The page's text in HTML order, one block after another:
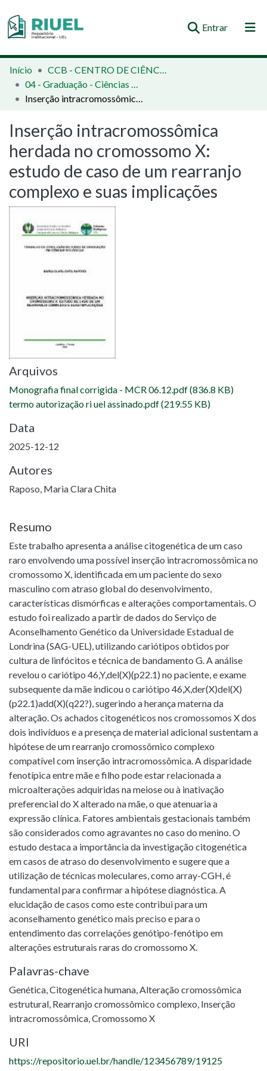
Entrar(current)
Orientações e Normas
Comunidades e Coleções
Estatísticas
Início
CCB - CENTRO DE CIÊNCIAS BIOLÓGICAS
04 - Graduação - Ciências Biológicas
Inserção intracromossômica herdada no cromossomo X: estudo de caso de um rearranjo complexo e suas implicações
Inserção intracromossômica
herdada no cromossomo X:
estudo de caso de um rearranjo
complexo e suas implicações
Arquivos
Monografia final corrigida - MCR 06.12.pdf(836.8 KB)
termo autorização ri uel assinado.pdf(219.55 KB)
Data
2025-12-12
Autores
Raposo, Maria Clara Chita
Resumo
Este trabalho apresenta a análise citogenética de um caso
raro envolvendo uma possível inserção intracromossômica no
cromossomo X, identificada em um paciente do sexo
masculino com atraso global do desenvolvimento,
características dismórficas e alterações comportamentais. O
estudo foi realizado a partir de dados do Serviço de
Aconselhamento Genético da Universidade Estadual de
Londrina (SAG-UEL), utilizando cariótipos obtidos por
cultura de linfócitos e técnica de bandamento G. A análise
revelou o cariótipo 46,Y,del(X)(p22.1) no paciente, e exame
subsequente da mãe indicou o cariótipo 46,X,der(X)del(X)
(p22.1)add(X)(q22?), sugerindo a herança materna da
alteração. Os achados citogenéticos nos cromossomos X dos
dois indivíduos e a presença de material adicional sustentam a
hipótese de um rearranjo cromossômico complexo
compatível com inserção intracromossômica. A disparidade
fenotípica entre mãe e filho pode estar relacionada a
microalterações adquiridas na meiose ou à inativação
preferencial do X alterado na mãe, o que atenuaria a
expressão clínica. Fatores ambientais gestacionais também
são considerados como agravantes no caso do menino. O
estudo destaca a importância da investigação citogenética
em casos de atraso do desenvolvimento e sugere que a
utilização de técnicas moleculares, como array-CGH, é
fundamental para confirmar a hipótese diagnóstica. A
elucidação de casos como este contribui para um
aconselhamento genético mais preciso e para o
entendimento das correlações genótipo-fenótipo em
alterações estruturais raras do cromossomo X.
Palavras-chave
Genética,Citogenética humana,Alteração cromossômica
estrutural, Rearranjo cromossômico complexo, Inserção
intracromossômica,Cromossomo X
URI
https://repositorio.uel.br/handle/123456789/19125